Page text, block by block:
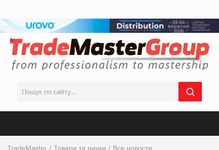
TradeMaster Товари та ринки Все новости